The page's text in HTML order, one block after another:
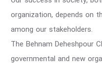
organization, depends on
among our stakeholders.
The Behnam Deheshpour
governmental and new